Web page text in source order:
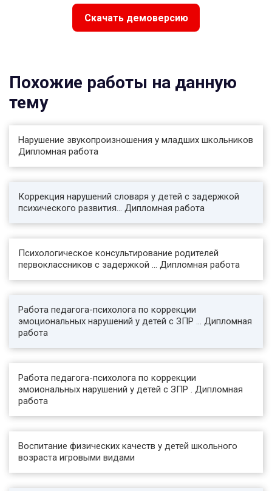
направленную на преодоление имеющихся
недостатков в развитии, на предупреждение и
коррекционно-развивающей работы с детьми
«группы риска» в ДОУ
1.1. Основные понятия коррекционно-
развивающей работы с детьми с ЗПР
Психологическая коррекция - это действие,
психологические структуры с целью
обеспечения полноценного развития и
функционирования ребенка. Это обоснованное
котором психолог имеет дело с конкретными
проявлениями желаний, переживаний,
психологических коррекций важно помнить
положение Л.С. Выготского о создании зоны
ближайшего развития личности и деятельности
ребенка как основное содержание
коррекционной работы. Психологическая
коррекция призвана решать задачи
профилактики .
Заключение
В результате проведенного исследования
можно сделать следующие выводы.
Во-первых, в рамках концепции специального
обучения и воспитания детей с особенностями
психофизического развития коррекционно-
Во-вторых, коррекционная деятельность
является составной частью общего процесса
обучения, в то же время имеет свое
Скачать демоверсию
Похожие работы на данную
тему
Нарушение звукопроизношения у младших школьников
Дипломная работа
Коррекция нарушений словаря у детей с задержкой
психического развития... Дипломная работа
Психологическое консультирование родителей
первоклассников с задержкой ... Дипломная работа
Работа педагога-психолога по коррекции
эмоциональных нарушений у детей с ЗПР ... Дипломная
работа
Работа педагога-психолога по коррекции
эмоиональных нарушений у детей с ЗПР . Дипломная
работа
Воспитание физических качеств у детей школьного
возраста игровыми видами